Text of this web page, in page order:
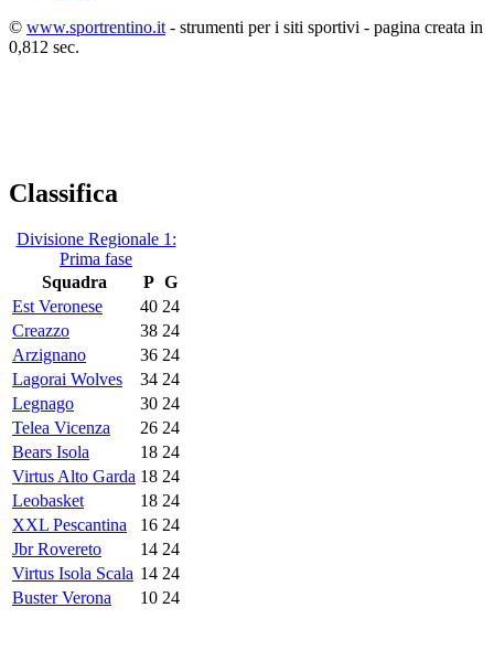
© www.sportrentino.it - strumenti per i siti sportivi - pagina creata in
0,812 sec.
Classifica
Divisione Regionale 1:
Prima fase
Squadra
P G
Est Veronese
40 24
Creazzo
38 24
Arzignano
36 24
Lagorai Wolves
34 24
Legnago
30 24
Telea Vicenza
26 24
Bears Isola
18 24
Virtus Alto Garda 18 24
Leobasket
18 24
XXL Pescantina
16 24
Jbr Rovereto
14 24
Virtus Isola Scala 14 24
Buster Verona
10 24